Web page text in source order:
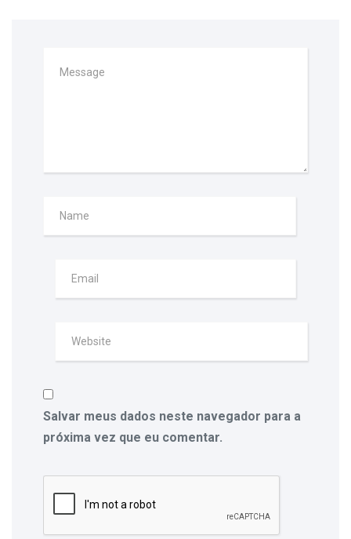
Salvar meus dados neste navegador para a
próxima vez que eu comentar.